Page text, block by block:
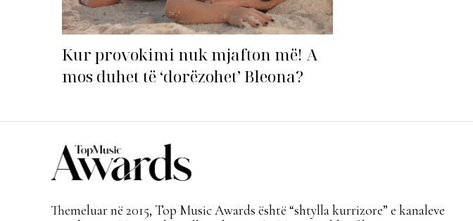
Kur provokimi nuk mjafton më! A
mos duhet të ‘dorëzohet’ Bleona?
Themeluar në 2015, Top Music Awards është “shtylla kurrizore” e kanaleve